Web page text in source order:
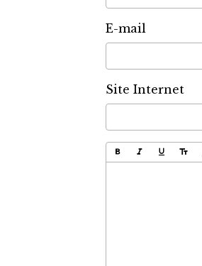
E-mail
Site Internet